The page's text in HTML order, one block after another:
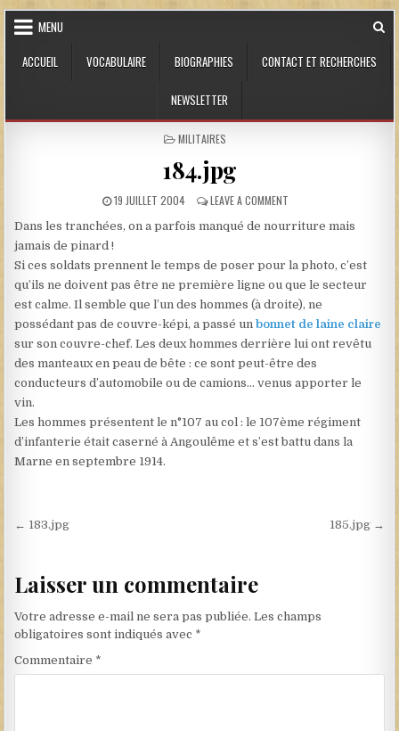
Skip to content
MENU
ACCUEIL
VOCABULAIRE BIOGRAPHIES CONTACT ET RECHERCHES
NEWSLETTER
POSTED IN
MILITAIRES
184.jpg
PUBLISHED DATE:
19 JUILLET 2004 LEAVE A COMMENTON 184.JPG
Dans les tranchées, on a parfois manqué de nourriture mais
jamais de pinard !
Si ces soldats prennent le temps de poser pour la photo, c’est
qu’ils ne doivent pas être ne première ligne ou que le secteur
est calme. Il semble que l’un des hommes (à droite), ne
possédant pas de couvre-képi, a passé unbonnet de laine claire
sur son couvre-chef. Les deux hommes derrière lui ont revêtu
des manteaux en peau de bête : ce sont peut-être des
conducteurs d’automobile ou de camions… venus apporter le
vin.
Les hommes présentent le n°107 au col : le 107ème régiment
d’infanterie était caserné à Angoulême et s’est battu dans la
Marne en septembre 1914.
Navigation de l’article
← 183.jpg 185.jpg →
Laisser un commentaire
Votre adresse e-mail ne sera pas publiée. Les champs
obligatoires sont indiqués avec *
Commentaire *